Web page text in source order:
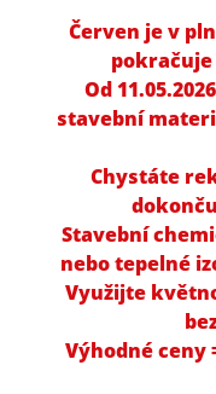
Červen je v
pokračuje
Od
stavební
Chystáte
Stavební
nebo tepelné
Využijte
Výhodné ceny